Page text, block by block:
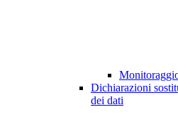
Dichiarazioni
dei dati